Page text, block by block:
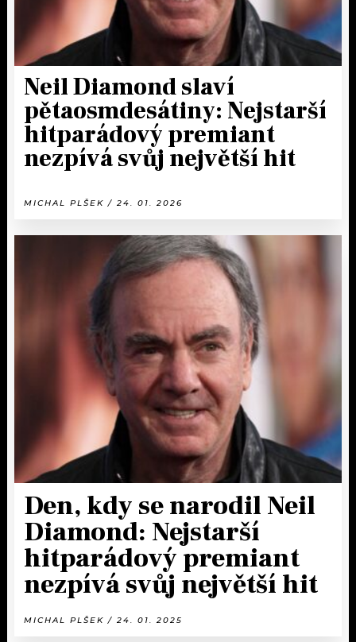
Neil Diamond slaví
pětaosmdesátiny: Nejstarší
hitparádový premiant
nezpívá svůj největší hit
MICHAL PLŠEK / 24. 01. 2026
Den, kdy se narodil Neil
Diamond: Nejstarší
hitparádový premiant
nezpívá svůj největší hit
MICHAL PLŠEK / 24. 01. 2025